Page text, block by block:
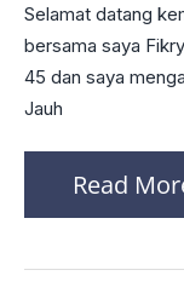
Selamat datang
bersama saya
45 dan saya
Jauh
Tim
Read